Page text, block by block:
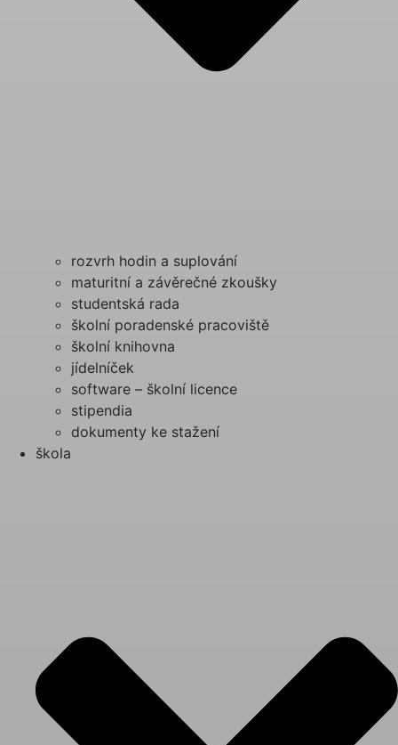
rozvrh hodin a suplování
maturitní a závěrečné zkoušky
studentská rada
školní poradenské pracoviště
školní knihovna
jídelníček
software – školní licence
stipendia
dokumenty ke stažení
škola